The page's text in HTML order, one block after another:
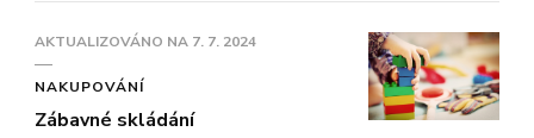
AKTUALIZOVÁNO NA 7. 7. 2024
NAKUPOVÁNÍ
Zábavné skládání